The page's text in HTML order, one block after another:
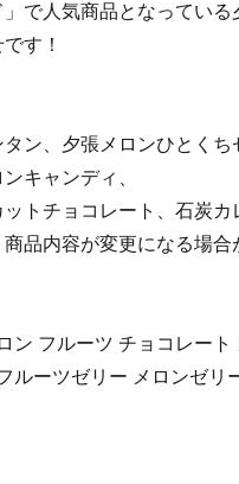
で人気商品となっている
す！
ン、夕張メロンひとくち
キャンディ、
トチョコレート、石炭カ
品内容が変更になる場合
ン フルーツ チョコレート
ルーツゼリー メロンゼリ